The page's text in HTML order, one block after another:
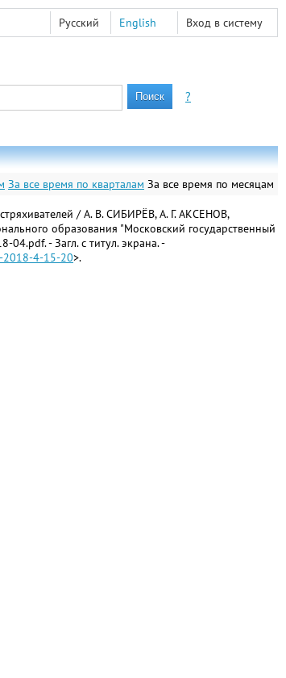
Вход в систему
Русский English
?
За все время по кварталам За все время по месяцам
/ А. В. СИБИРЁВ, А. Г. АКСЕНОВ,
образования "Московский государственный
- Загл. с титул. экрана. -
4-15-20>.